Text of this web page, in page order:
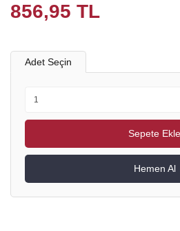
856,95 TL
Adet Seçin
Sepete Ekle
Hemen Al